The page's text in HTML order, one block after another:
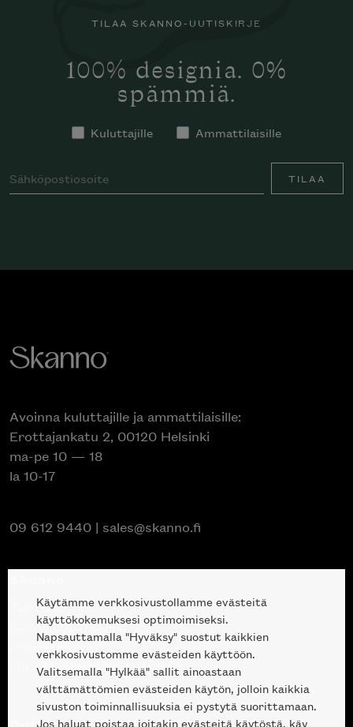
TILAA SKANNO-UUTISKIRJE
100% designia. 0%
spämmiä.
Kuluttajille Ammattilaisille
TILAA
Avoinna kuluttajille ja ammattilaisille:
Erottajankatu 2, 00120 Helsinki
ma-pe 10 — 18
la 10-17
09 612 9440 | sales@skanno.fi
Tuotteet
Suunnittelupalvelu
Projektimyynti
Liike Helsingin keskustassa
Käytämme verkkosivustollamme evästeitä
käyttökokemuksesi optimoimiseksi.
Napsauttamalla "Hyväksy" suostut kaikkien
verkkosivustomme evästeiden käyttöön.
Valitsemalla "Hylkää" sallit ainoastaan
välttämättömien evästeiden käytön, jolloin kaikkia
sivuston toiminnallisuuksia ei pystytä suorittamaan.
Jos haluat poistaa joitakin evästeitä käytöstä, käy